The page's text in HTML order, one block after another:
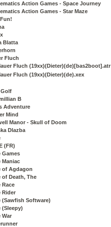
Action Games - Space Journey
Action Games - Star Maze
Blatta
Fluch
Fluch (19xx)(Dieter)(de)[bas2boot].atr
Fluch (19xx)(Dieter)(de).xex
Golf
B
Adventure
Mind
Manor - Skull of Doom
Dlazba
(FR)
Games
Maniac
of Agdagon
of Death, The
Race
Rider
(Sawfish Software)
(Sleepy)
War